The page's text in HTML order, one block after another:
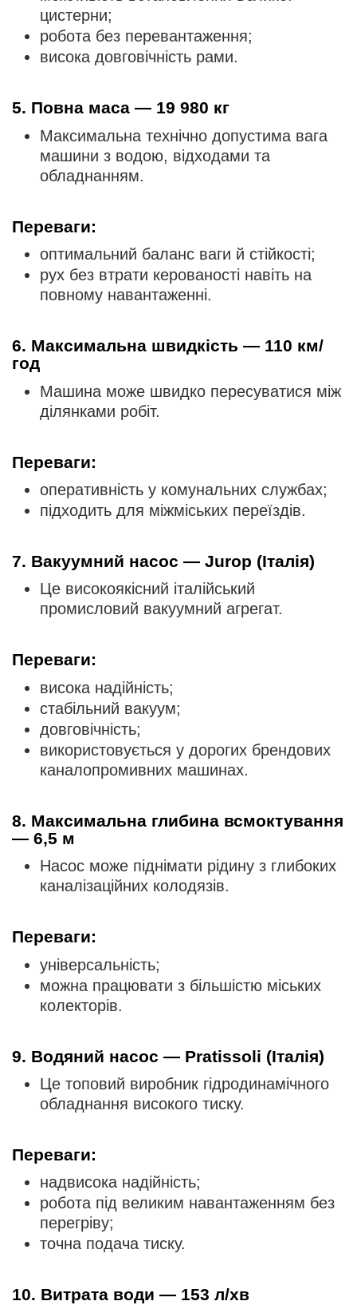
цистерни;
робота без перевантаження;
висока довговічність рами.
5. Повна маса — 19 980 кг
Максимальна технічно допустима вага
машини з водою, відходами та
обладнанням.
Переваги:
оптимальний баланс ваги й стійкості;
рух без втрати керованості навіть на
повному навантаженні.
6. Максимальна швидкість — 110 км/
год
Машина може швидко пересуватися між
ділянками робіт.
Переваги:
оперативність у комунальних службах;
підходить для міжміських переїздів.
7. Вакуумний насос — Jurop (Італія)
Це високоякісний італійський
промисловий вакуумний агрегат.
Переваги:
висока надійність;
стабільний вакуум;
довговічність;
використовується у дорогих брендових
каналопромивних машинах.
8. Максимальна глибина всмоктування
— 6,5 м
Насос може піднімати рідину з глибоких
каналізаційних колодязів.
Переваги:
універсальність;
можна працювати з більшістю міських
колекторів.
9. Водяний насос — Pratissoli (Італія)
Це топовий виробник гідродинамічного
обладнання високого тиску.
Переваги:
надвисока надійність;
робота під великим навантаженням без
перегріву;
точна подача тиску.
10. Витрата води — 153 л/хв